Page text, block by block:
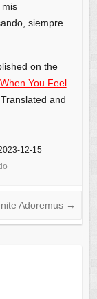
siempre
on the
You Feel
and
12-15
Adoremus →